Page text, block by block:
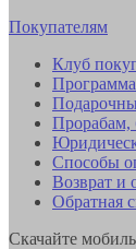
Покупателям
Клуб
Прорабам,
Способы
Возврат и
Обратная
Скачайте